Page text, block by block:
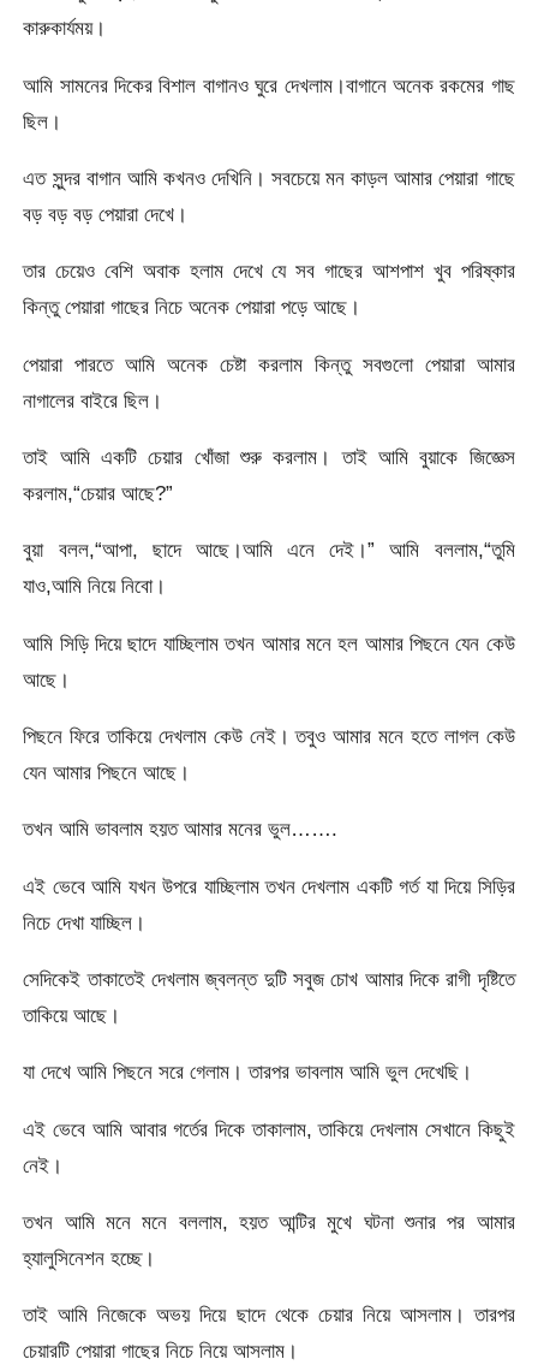
কারুকার্যময়।
আমি সামনের দিকের বিশাল বাগানও ঘুরে দেখলাম।বাগানে অনেক রকমের গাছ
ছিল।
এত সুন্দর বাগান আমি কখনও দেখিনি। সবচেয়ে মন কাড়ল আমার পেয়ারা গাছে
বড় বড় বড় পেয়ারা দেখে।
তার চেয়েও বেশি অবাক হলাম দেখে যে সব গাছের আশপাশ খুব পরিষ্কার
কিন্তু পেয়ারা গাছের নিচে অনেক পেয়ারা পড়ে আছে।
পেয়ারা পারতে আমি অনেক চেষ্টা করলাম কিন্তু সবগুলো পেয়ারা আমার
নাগালের বাইরে ছিল।
তাই আমি একটি চেয়ার খোঁজা শুরু করলাম। তাই আমি বুয়াকে জিজ্ঞেস
করলাম,“চেয়ার আছে?”
বুয়া বলল,“আপা, ছাদে আছে।আমি এনে দেই।” আমি বললাম,“তুমি
যাও,আমি নিয়ে নিবো।
আমি সিড়ি দিয়ে ছাদে যাচ্ছিলাম তখন আমার মনে হল আমার পিছনে যেন কেউ
আছে।
পিছনে ফিরে তাকিয়ে দেখলাম কেউ নেই। তবুও আমার মনে হতে লাগল কেউ
যেন আমার পিছনে আছে।
তখন আমি ভাবলাম হয়ত আমার মনের ভুল…….
এই ভেবে আমি যখন উপরে যাচ্ছিলাম তখন দেখলাম একটি গর্ত যা দিয়ে সিড়ির
নিচে দেখা যাচ্ছিল।
সেদিকেই তাকাতেই দেখলাম জ্বলন্ত দুটি সবুজ চোখ আমার দিকে রাগী দৃষ্টিতে
তাকিয়ে আছে।
যা দেখে আমি পিছনে সরে গেলাম। তারপর ভাবলাম আমি ভুল দেখেছি।
এই ভেবে আমি আবার গর্তের দিকে তাকালাম, তাকিয়ে দেখলাম সেখানে কিছুই
নেই।
তখন আমি মনে মনে বললাম, হয়ত আন্টির মুখে ঘটনা শুনার পর আমার
হ্যালুসিনেশন হচ্ছে।
তাই আমি নিজেকে অভয় দিয়ে ছাদে থেকে চেয়ার নিয়ে আসলাম। তারপর
চেয়ারটি পেয়ারা গাছের নিচে নিয়ে আসলাম।